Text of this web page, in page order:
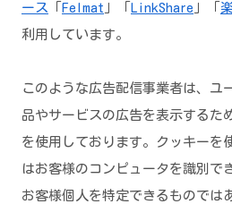
ース
Felmat LinkShare
利用しています。
このような広告配信事業者は、ユ
品やサービスの広告を表示するた
を使用しております。クッキーを
はお客様のコンピュータを識別で
お客様個人を特定できるものでは